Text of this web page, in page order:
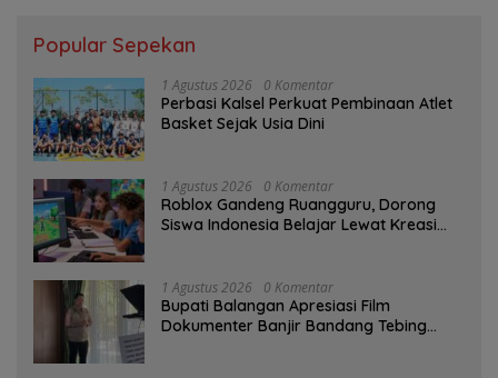
Popular Sepekan
1 Agustus 2026 0 Komentar
Perbasi Kalsel Perkuat Pembinaan Atlet
Basket Sejak Usia Dini
1 Agustus 2026 0 Komentar
Roblox Gandeng Ruangguru, Dorong
Siswa Indonesia Belajar Lewat Kreasi
1 Agustus 2026 0 Komentar
Bupati Balangan Apresiasi Film
Dokumenter Banjir Bandang Tebing